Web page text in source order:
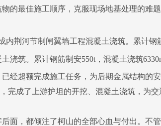
的最佳施工顺序，克服现场地基处理的难
荆河节制闸翼墙工程混凝土浇筑。累计钢
浇筑。累计钢筋制安550t，混凝土浇筑
经超额完成施工任务，为后期金属结构的
完成了上游护坦的开挖、混凝土浇筑，为
面，都倾注了柯山的全部心血与付出。不